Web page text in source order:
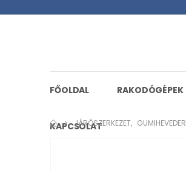
FŐOLDAL RAKODÓGÉPEK
KAPCSOLAT
JÁRÓSZERKEZET, GUMIHEVEDER